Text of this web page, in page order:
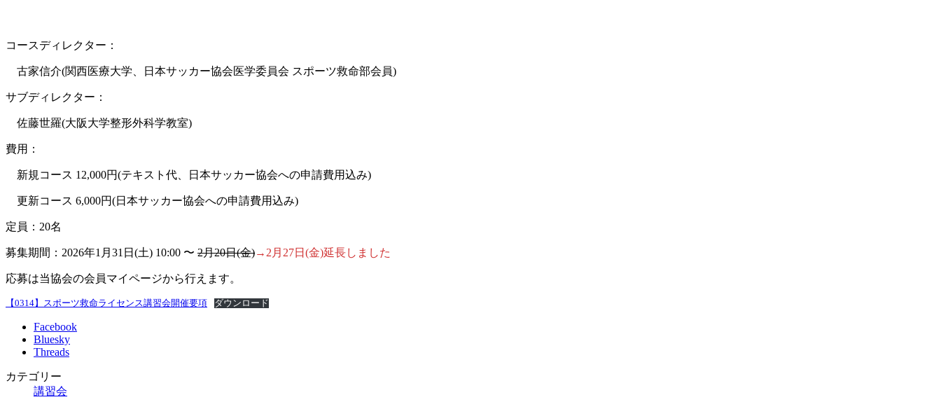
コースディレクター：
古家信介(関西医療大学、日本サッカー協会医学委員会 スポーツ救命部会員)
サブディレクター：
佐藤世羅(大阪大学整形外科学教室)
費用：
新規コース 12,000円(テキスト代、日本サッカー協会への申請費用込み)
更新コース 6,000円(日本サッカー協会への申請費用込み)
定員：20名
募集期間：2026年1月31日(土) 10:00 〜 2月20日(金)→2月27日(金)延長しました
応募は当協会の会員マイページから行えます。
【0314】スポーツ救命ライセンス講習会開催要項 ダウンロード
Facebook
Bluesky
Threads
カテゴリー
講習会